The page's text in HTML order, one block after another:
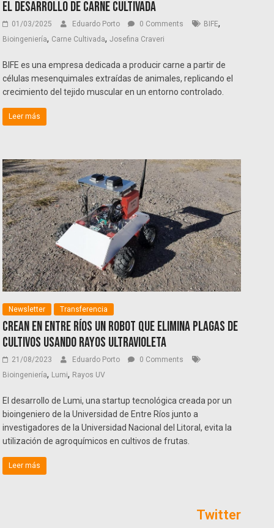
el desarrollo de carne cultivada
01/03/2025 Eduardo Porto 0 Comments BIFE,
Bioingeniería, Carne Cultivada,Josefina Craveri
BIFE es una empresa dedicada a producir carne a partir de
células mesenquimales extraídas de animales, replicando el
crecimiento del tejido muscular en un entorno controlado.
Leer más
Newsletter Transferencia
Crean en Entre Ríos un robot que elimina plagas de
cultivos usando rayos ultravioleta
21/08/2023 Eduardo Porto
0 Comments
Bioingeniería, Lumi, Rayos UV
El desarrollo de Lumi, una startup tecnológica creada por un
bioingeniero de la Universidad de Entre Ríos junto a
investigadores de la Universidad Nacional del Litoral, evita la
utilización de agroquímicos en cultivos de frutas.
Leer más
Twitter